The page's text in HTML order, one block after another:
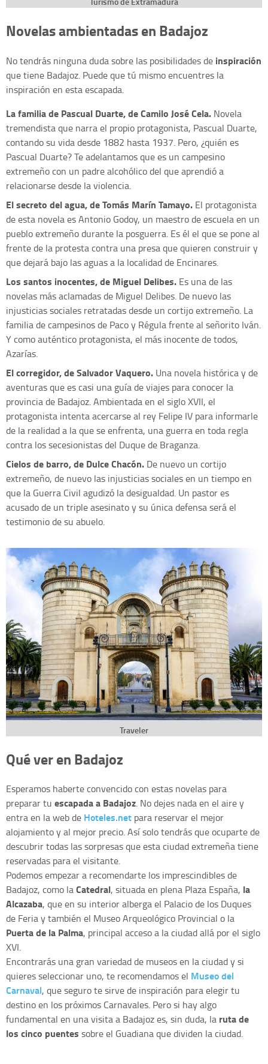
Novelas ambientadas en Badajoz
No tendrás ninguna duda sobre las posibilidades de inspiración
que tiene Badajoz. Puede que tú mismo encuentres la
inspiración en esta escapada.
La familia de Pascual Duarte, de Camilo José Cela. Novela
tremendista que narra el propio protagonista, Pascual Duarte,
contando su vida desde 1882 hasta 1937. Pero, ¿quién es
Pascual Duarte? Te adelantamos que es un campesino
extremeño con un padre alcohólico del que aprendió a
relacionarse desde la violencia.
El secreto del agua, de Tomás Marín Tamayo. El protagonista
de esta novela es Antonio Godoy, un maestro de escuela en un
pueblo extremeño durante la posguerra. Es él el que se pone al
frente de la protesta contra una presa que quieren construir y
que dejará bajo las aguas a la localidad de Encinares.
Los santos inocentes, de Miguel Delibes. Es una de las
novelas más aclamadas de Miguel Delibes. De nuevo las
injusticias sociales retratadas desde un cortijo extremeño. La
familia de campesinos de Paco y Régula frente al señorito Iván.
Y como auténtico protagonista, el más inocente de todos,
Azarías.
El corregidor, de Salvador Vaquero. Una novela histórica y de
aventuras que es casi una guía de viajes para conocer la
provincia de Badajoz. Ambientada en el siglo XVII, el
protagonista intenta acercarse al rey Felipe IV para informarle
de la realidad a la que se enfrenta, una guerra en toda regla
contra los secesionistas del Duque de Braganza.
Cielos de barro, de Dulce Chacón. De nuevo un cortijo
extremeño, de nuevo las injusticias sociales en un tiempo en
que la Guerra Civil agudizó la desigualdad. Un pastor es
acusado de un triple asesinato y su única defensa será el
testimonio de su abuelo.
Traveler
Qué ver en Badajoz
Esperamos haberte convencido con estas novelas para
preparar tu escapada a Badajoz. No dejes nada en el aire y
entra en la web de Hoteles.net para reservar el mejor
alojamiento y al mejor precio. Así solo tendrás que ocuparte de
descubrir todas las sorpresas que esta ciudad extremeña tiene
reservadas para el visitante.
Podemos empezar a recomendarte los imprescindibles de
Badajoz, como laCatedral, situada en plena Plaza España, la
Alcazaba, que en su interior alberga el Palacio de los Duques
de Feria y también el Museo Arqueológico Provincial o la
Puerta de la Palma, principal acceso a la ciudad allá por el siglo
XVI.
Encontrarás una gran variedad de museos en la ciudad y si
quieres seleccionar uno, te recomendamos el Museo del
Carnaval, que seguro te sirve de inspiración para elegir tu
destino en los próximos Carnavales. Pero si hay algo
fundamental en una visita a Badajoz es, sin duda, la ruta de
los cinco puentes sobre el Guadiana que dividen la ciudad.